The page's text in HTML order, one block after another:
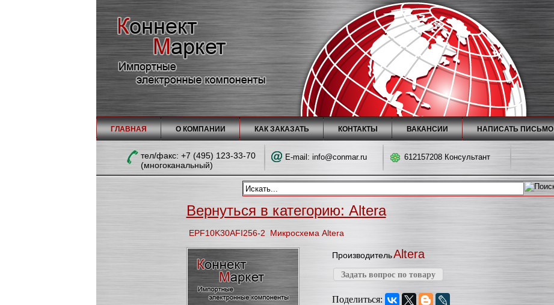
ГЛАВНАЯ О КОМПАНИИ КАК ЗАКАЗАТЬ КОНТАКТЫ ВАКАНСИИ НАПИСАТЬ ПИСЬМО
тел/факc: +7 (495) 123-33-70
(многоканальный)
E-mail: info@conmar.ru 612157208 Консультант
Вернуться в категорию: Altera
EPF10K30AFI256-2 Микросхема Altera
ПроизводительAltera
Задать вопрос по товару
Поделиться: